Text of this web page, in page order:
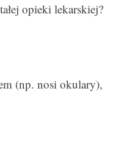
opieki lekarskiej?
(np. nosi okulary),